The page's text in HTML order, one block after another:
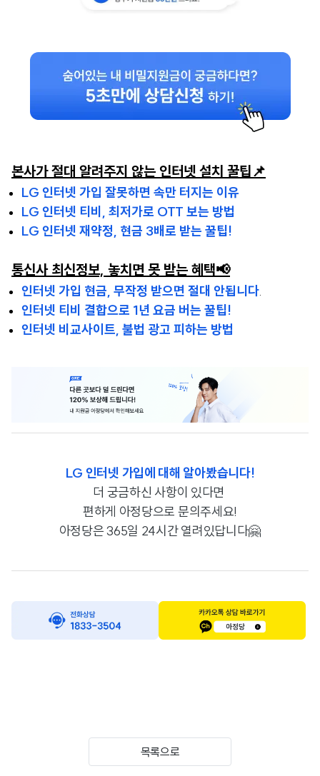
본사가 절대 알려주지 않는 인터넷 설치 꿀팁📌
LG 인터넷 가입 잘못하면 속만 터지는 이유
LG 인터넷 티비, 최저가로 OTT 보는 방법
LG 인터넷 재약정, 현금 3배로 받는 꿀팁!
통신사 최신정보, 놓치면 못 받는 혜택📢
인터넷 가입 현금, 무작정 받으면 절대 안됩니다.
인터넷 티비 결합으로 1년 요금 버는 꿀팁!
인터넷 비교사이트, 불법 광고 피하는 방법
LG 인터넷 가입에 대해 알아봤습니다!
더 궁금하신 사항이 있다면
편하게 아정당으로 문의주세요!
아정당은 365일 24시간 열려있답니다🤗
목록으로